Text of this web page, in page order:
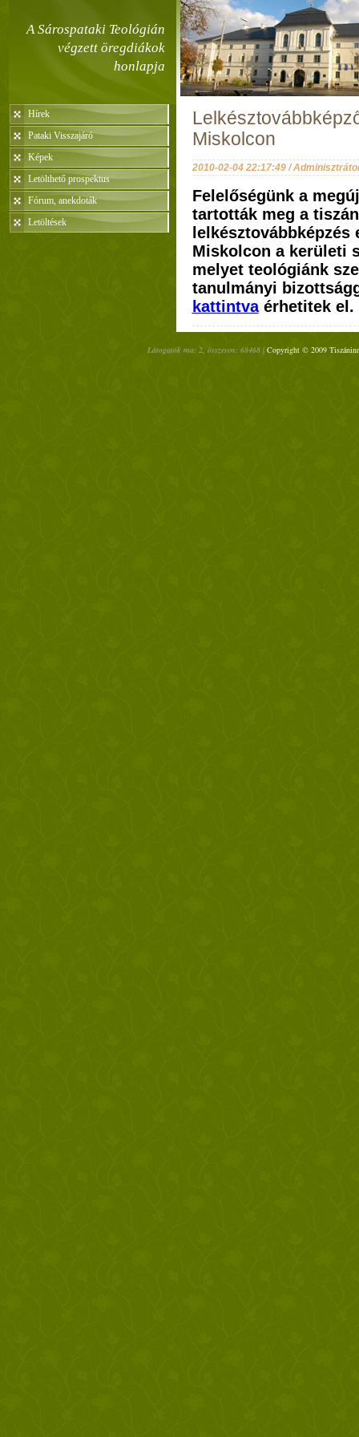
A Sárospataki Teológián
végzett öregdiákok
honlapja
Hírek
Pataki Visszajáró
Képek
Letölthető prospektus
Fórum, anekdoták
Letöltések
Miskolcon
2010-02-04 22:17:49 /
Felelőségünk a
tartották meg a
Miskolcon a kerületi
melyet teológiánk
tanulmányi
kattintvaérhetitek el.
Látogatók ma: 2, összesen: 68468 | Copyright © 2009